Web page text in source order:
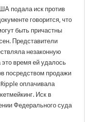
подала иск против
говорится, что
быть причастны
Представители
незаконную
время ей удалось
посредством продажи
оплачивала
Иск в
Федерального суда